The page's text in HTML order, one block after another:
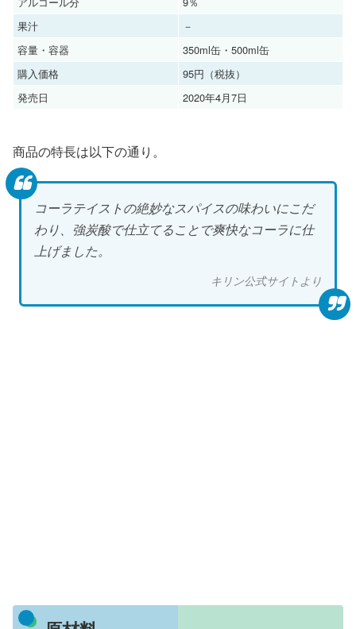
果汁
－
容量・容器
350ml缶・500ml缶
購入価格
95円（税抜）
発売日
2020年4月7日
商品の特長は以下の通り。
コーラテイストの絶妙なスパイスの味わいにこだ
わり、強炭酸で仕立てることで爽快なコーラに仕
上げました。
キリン公式サイトより